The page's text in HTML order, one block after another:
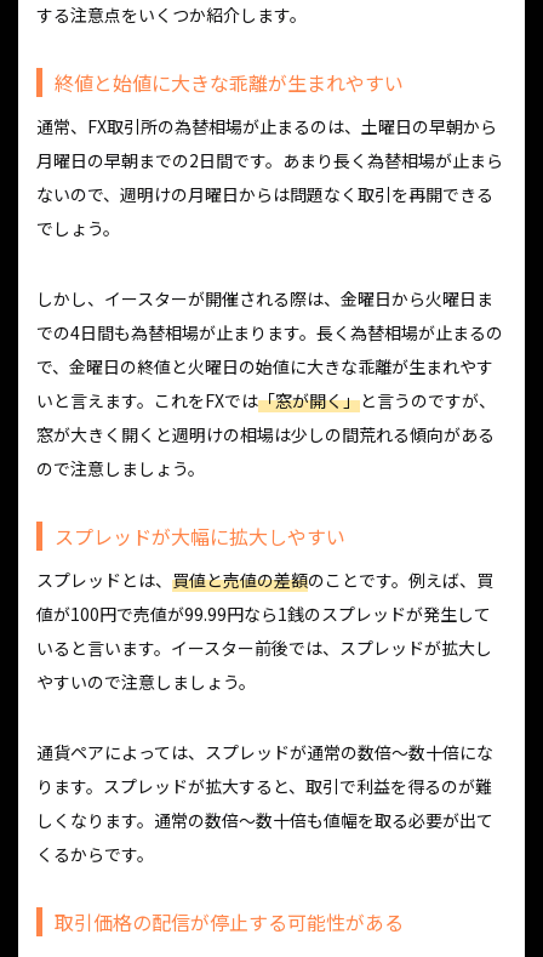
する注意点をいくつか紹介します。
終値と始値に大きな乖離が生まれやすい
通常、FX取引所の為替相場が止まるのは、土曜日の早朝から
月曜日の早朝までの2日間です。あまり長く為替相場が止まら
ないので、週明けの月曜日からは問題なく取引を再開できる
でしょう。
しかし、イースターが開催される際は、金曜日から火曜日ま
での4日間も為替相場が止まります。長く為替相場が止まるの
で、金曜日の終値と火曜日の始値に大きな乖離が生まれやす
いと言えます。これをFXでは「窓が開く」と言うのですが、
窓が大きく開くと週明けの相場は少しの間荒れる傾向がある
ので注意しましょう。
スプレッドが大幅に拡大しやすい
スプレッドとは、 買値と売値の差額のことです。例えば、買
値が100円で売値が99.99円なら1銭のスプレッドが発生して
いると言います。イースター前後では、スプレッドが拡大し
やすいので注意しましょう。
通貨ペアによっては、スプレッドが通常の数倍〜数十倍にな
ります。スプレッドが拡大すると、取引で利益を得るのが難
しくなります。通常の数倍〜数十倍も値幅を取る必要が出て
くるからです。
取引価格の配信が停止する可能性がある